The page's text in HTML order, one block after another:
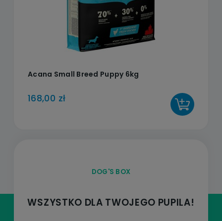
Acana Small Breed Puppy 6kg
168,00 zł
DOG'S BOX
WSZYSTKO DLA TWOJEGO PUPILA!